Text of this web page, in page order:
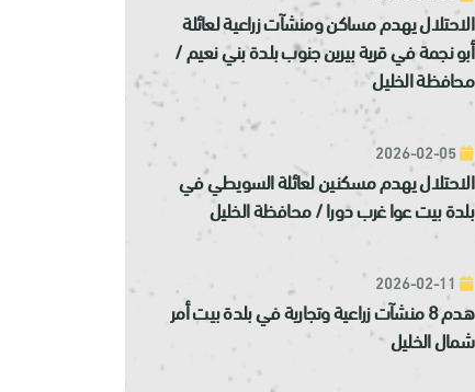
الاحتلال يهدم مساكن ومنشآت زراعية لعائلة
أبو نجمة في قرية بيرين جنوب بلدة بني نعيم /
محافظة الخليل
الاحتلال يهدم مسكنين لعائلة السويطي في
بلدة بيت عوا غرب دورا / محافظة الخليل
هدم 8 منشآت زراعية وتجارية في بلدة بيت أمر
شمال الخليل